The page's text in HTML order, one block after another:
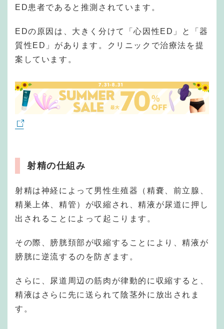
ED患者であると推測されています。
EDの原因は、大きく分けて「心因性ED」と「器
質性ED」があります。クリニックで治療法を提
案しています。
射精の仕組み
射精は神経によって男性生殖器（精嚢、前立腺、
精巣上体、精管）が収縮され、精液が尿道に押し
出されることによって起こります。
その際、膀胱頚部が収縮することにより、精液が
膀胱に逆流するのを防ぎます。
さらに、尿道周辺の筋肉が律動的に収縮すると、
精液はさらに先に送られて陰茎外に放出されま
す。